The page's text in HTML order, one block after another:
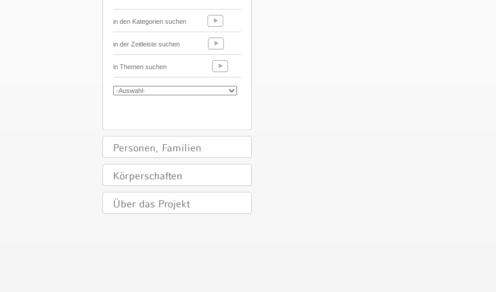
in den Kategorien suchen
in der Zeitleiste suchen
in Themen suchen